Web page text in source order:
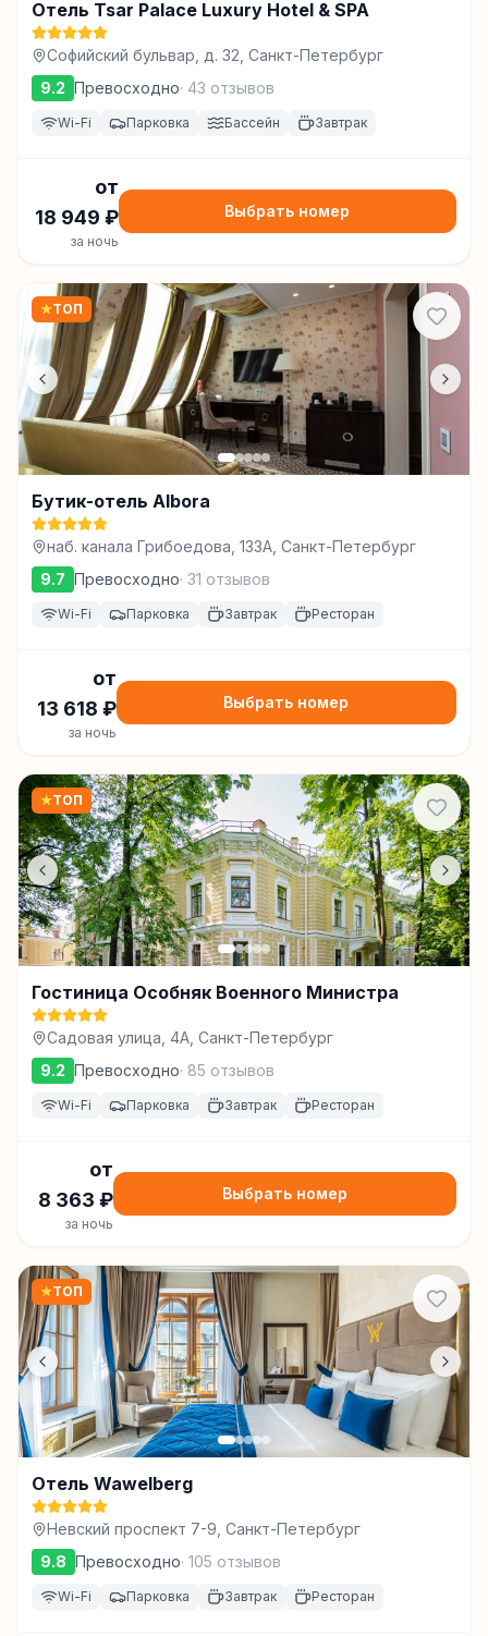
Отель Tsar Palace Luxury Hotel & SPA
Софийский бульвар, д. 32, Санкт-Петербург
9.2 Превосходно· 43 отзывов
Wi-Fi Парковка Бассейн Завтрак
от
18 949 ₽
за ночь
Выбрать номер
★ТОП
Бутик-отель Albora
наб. канала Грибоедова, 133А, Санкт-Петербург
9.7 Превосходно· 31 отзывов
Wi-Fi Парковка Завтрак Ресторан
от
13 618 ₽
за ночь
Выбрать номер
★ТОП
Гостиница Особняк Военного Министра
Садовая улица, 4А, Санкт-Петербург
9.2 Превосходно· 85 отзывов
Wi-Fi Парковка Завтрак Ресторан
от
8 363 ₽
за ночь
Выбрать номер
★ТОП
Отель Wawelberg
Невский проспект 7-9, Санкт-Петербург
9.8 Превосходно· 105 отзывов
Wi-Fi Парковка Завтрак Ресторан